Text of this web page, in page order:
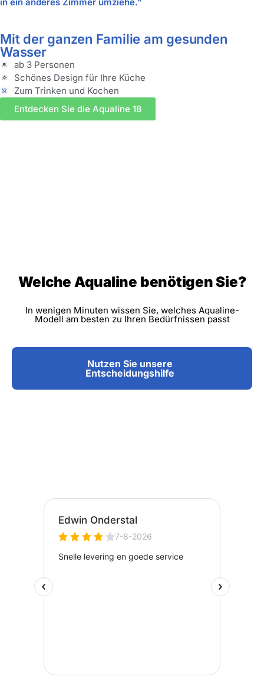
Mit der ganzen Familie am gesunden
Wasser
ab 3 Personen
Schönes Design für Ihre Küche
Zum Trinken und Kochen
Entdecken Sie die Aqualine 18
Welche Aqualine benötigen Sie?
In wenigen Minuten wissen Sie, welches Aqualine-
Modell am besten zu Ihren Bedürfnissen passt
Nutzen Sie unsere
Entscheidungshilfe